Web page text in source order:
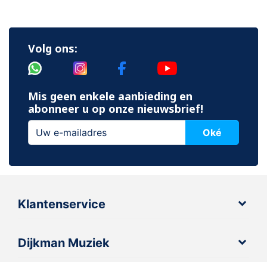
Volg ons:
Mis geen enkele aanbieding en
abonneer u op onze nieuwsbrief!
Oké
Klantenservice
Dijkman Muziek